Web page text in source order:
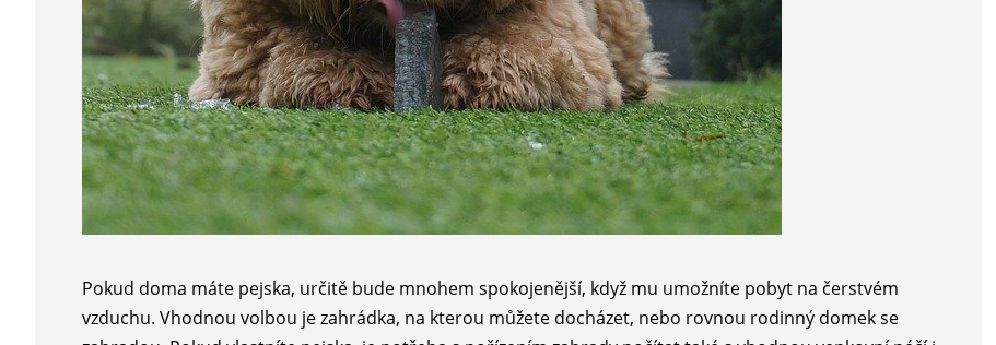
Pokud doma máte pejska, určitě bude mnohem spokojenější, když mu umožníte pobyt na čerstvém
vzduchu. Vhodnou volbou je zahrádka, na kterou můžete docházet, nebo rovnou rodinný domek se